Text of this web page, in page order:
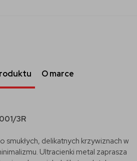
O marce
3R
smukłych, delikatnych krzywiznach w
Ultracienki metal zaprasza